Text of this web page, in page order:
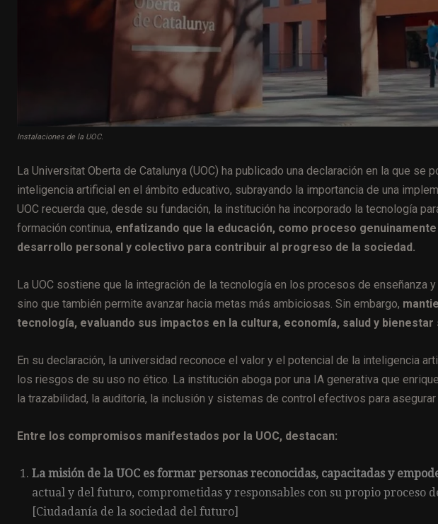
Instalaciones de la UOC.
La Universitat Oberta de Catalunya (UOC) ha publicado una declaración en la que se
inteligencia artificial en el ámbito educativo, subrayando la importancia de una
UOC recuerda que, desde su fundación, la institución ha incorporado la tecnología
formación continua, enfatizando que la educación, como proceso
desarrollo personal y colectivo para contribuir al progreso de la sociedad.
La UOC sostiene que la integración de la tecnología en los procesos de enseñanza
sino que también permite avanzar hacia metas más ambiciosas. Sin embargo,
tecnología, evaluando sus impactos en la cultura, economía, salud y bienestar
En su declaración, la universidad reconoce el valor y el potencial de la inteligencia
los riesgos de su uso no ético. La institución aboga por una IA generativa que
la trazabilidad, la auditoría, la inclusión y sistemas de control efectivos para
Entre los compromisos manifestados por la UOC, destacan:
La misión de la UOC es formar personas reconocidas, capacitadas y
actual y del futuro, comprometidas y responsables con su propio proceso
[Ciudadanía de la sociedad del futuro]